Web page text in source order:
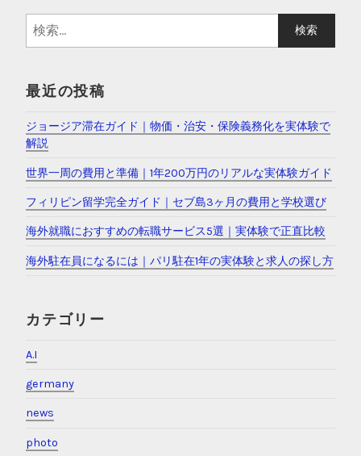
検
索
最近の投稿
ジョージア滞在ガイド｜物価・治安・保険義務化を実体験で
解説
世界一周の費用と準備｜1年200万円のリアルな実体験ガイド
フィリピン留学完全ガイド｜セブ島3ヶ月の費用と学校選び
海外就職におすすめの転職サービス5選｜実体験で正直比較
海外駐在員になるには｜パリ駐在1年の実体験と求人の探し方
カテゴリー
A.I
germany
news
photo